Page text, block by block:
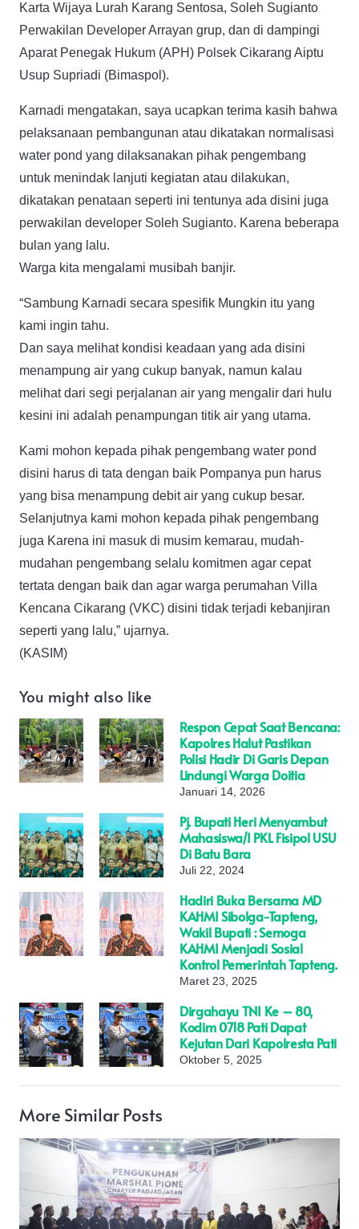
Karta Wijaya Lurah Karang Sentosa, Soleh Sugianto
Perwakilan Developer Arrayan grup, dan di dampingi
Aparat Penegak Hukum (APH) Polsek Cikarang Aiptu
Usup Supriadi (Bimaspol).
Karnadi mengatakan, saya ucapkan terima kasih bahwa
pelaksanaan pembangunan atau dikatakan normalisasi
water pond yang dilaksanakan pihak pengembang
untuk menindak lanjuti kegiatan atau dilakukan,
dikatakan penataan seperti ini tentunya ada disini juga
perwakilan developer Soleh Sugianto. Karena beberapa
bulan yang lalu.
Warga kita mengalami musibah banjir.
“Sambung Karnadi secara spesifik Mungkin itu yang
kami ingin tahu.
Dan saya melihat kondisi keadaan yang ada disini
menampung air yang cukup banyak, namun kalau
melihat dari segi perjalanan air yang mengalir dari hulu
kesini ini adalah penampungan titik air yang utama.
Kami mohon kepada pihak pengembang water pond
disini harus di tata dengan baik Pompanya pun harus
yang bisa menampung debit air yang cukup besar.
Selanjutnya kami mohon kepada pihak pengembang
juga Karena ini masuk di musim kemarau, mudah-
mudahan pengembang selalu komitmen agar cepat
tertata dengan baik dan agar warga perumahan Villa
Kencana Cikarang (VKC) disini tidak terjadi kebanjiran
seperti yang lalu,” ujarnya.
(KASIM)
You might also like
Respon Cepat Saat Bencana:
Kapolres Halut Pastikan
Polisi Hadir Di Garis Depan
Lindungi Warga Doitia
Januari 14, 2026
Pj. Bupati Heri Menyambut
Mahasiswa/i PKL Fisipol USU
Di Batu Bara
Juli 22, 2024
Hadiri Buka Bersama MD
KAHMI Sibolga-Tapteng,
Wakil Bupati : Semoga
KAHMI Menjadi Sosial
Kontrol Pemerintah Tapteng.
Maret 23, 2025
Dirgahayu TNI Ke – 80,
Kodim 0718 Pati Dapat
Kejutan Dari Kapolresta Pati
Oktober 5, 2025
More Similar Posts